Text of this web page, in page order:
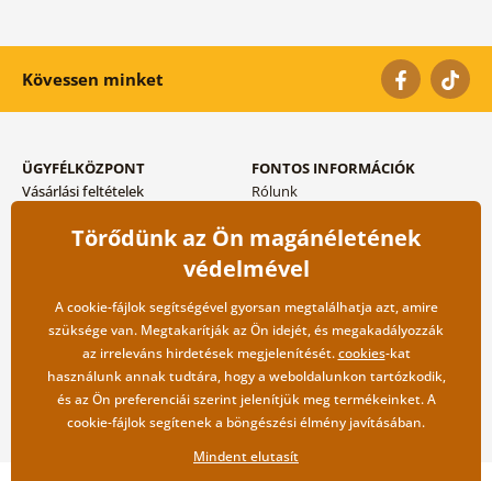
Kövessen minket
ÜGYFÉLKÖZPONT
Vásárlási feltételek
Szállítási és fizetési módok
FONTOS INFORMÁCIÓK
Rólunk
Blog
Kapcsolat
Nagykereskedelmi
együttműködés
Törődünk az Ön magánéletének
védelmével
A cookie-fájlok segítségével gyorsan megtalálhatja azt, amire
szüksége van. Megtakarítják az Ön idejét, és megakadályozzák
az irreleváns hirdetések megjelenítését.cookies-kat
használunk annak tudtára, hogy a weboldalunkon tartózkodik,
és az Ön preferenciái szerint jelenítjük meg termékeinket. A
cookie-fájlok segítenek a böngészési élmény javításában.
Mindent elutasít